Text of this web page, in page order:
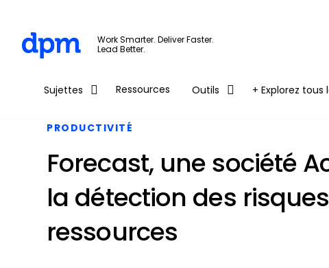
Skip to main content
Work Smarter. Deliver Faster.
Lead Better.
Sujettes Ressources Outils + Explorez tous
PRODUCTIVITÉ
Forecast, une société
la détection des
ressources